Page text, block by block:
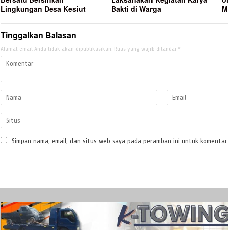
Lingkungan Desa Kesiut
Bakti di Warga
Tinggalkan Balasan
Alamat email Anda tidak akan dipublikasikan. Ruas yang wajib ditandai *
Simpan nama, email, dan situs web saya pada peramban ini untuk